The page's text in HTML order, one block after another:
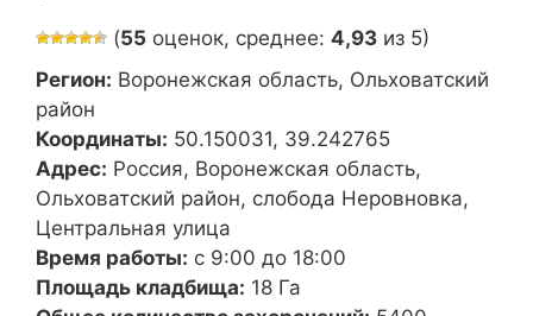
(55 оценок, среднее: 4,93 из 5)
Регион: Воронежская область, Ольховатский
район
Координаты: 50.150031, 39.242765
Адрес: Россия, Воронежская область,
Ольховатский район, слобода Неровновка,
Центральная улица
Время работы: с 9:00 до 18:00
Площадь кладбища: 18 Га